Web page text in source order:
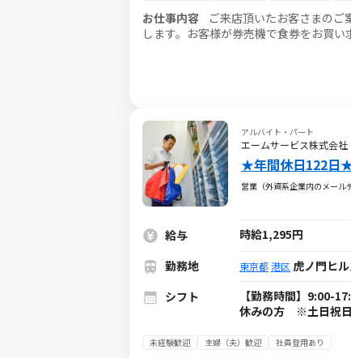
お仕事内容 ご来店頂いたお客さまの
します。お客様が券売機で食券をお買
アルバイト・パート
エームサービス株式会
★年間休日122日
営業（外資系企業内のメール
給与
時給1,295円
勤務地
東京都 港区 虎ノ門ヒ
シフト
【勤務時間】9:00-
休みの方 ※土日祝
未経験歓迎 主婦（夫）歓迎 社員登用あり